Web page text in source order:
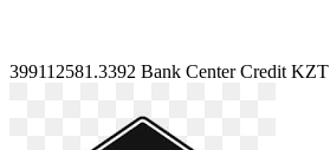
399112581.3392 Bank Center Credit KZT